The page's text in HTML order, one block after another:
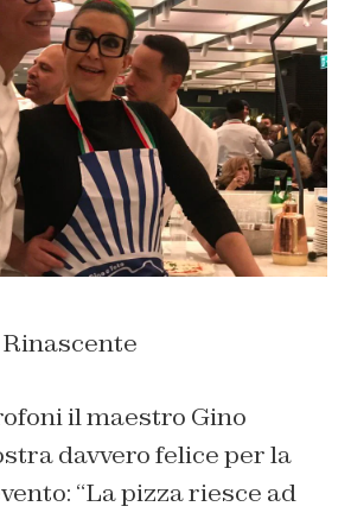
il maestro Gino
davvero felice per la
“La pizza riesce ad